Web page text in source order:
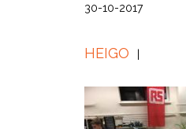
30-10-2017
HEIGO